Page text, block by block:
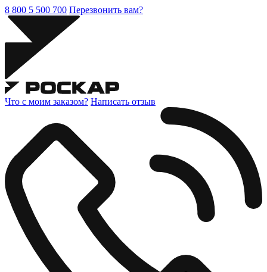
8 800 5 500 700 Перезвонить вам?
Что с моим заказом? Написать отзыв